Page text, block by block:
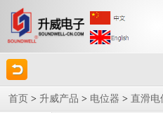
首页 > 升威产品 > 电位器 > 直滑电